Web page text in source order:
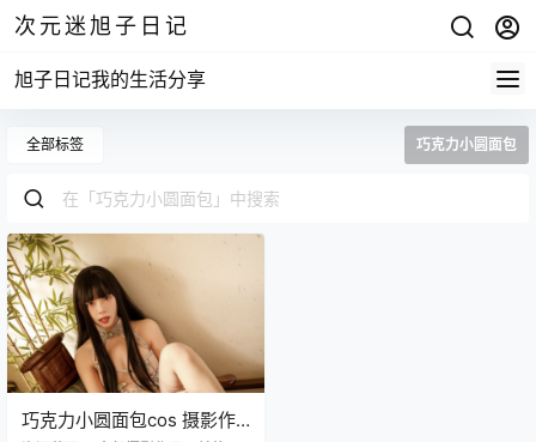
次元迷旭子日记
旭子日记我的生活分享
全部标签 巧克力小圆面包
巧克力小圆面包cos 摄影作